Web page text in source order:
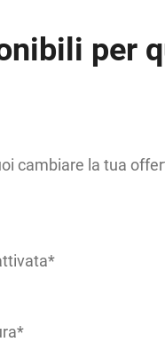
per
cambiare la tua